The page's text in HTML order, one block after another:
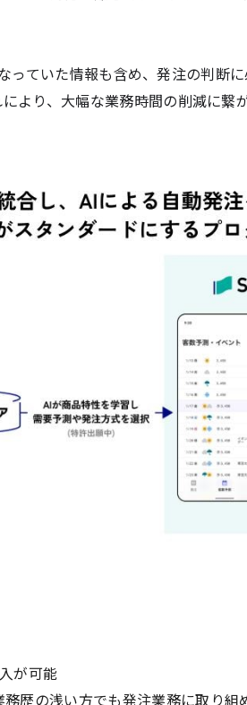
っていた情報も含め、発注の判断
より、大幅な業務時間の削減に繋
が可能
歴の浅い方でも発注業務に取り組